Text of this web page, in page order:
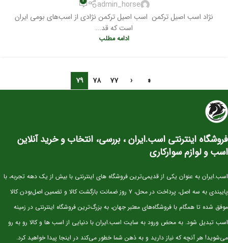
admin_horse
نژاد اسب اصیل ترکمن اسب اصیل ترکمن نژادی از اسب‌های بومی ایران
است که قد...
ادامه مطلب
«
‹ ۷۷ ۷۸ ۷۹
فروشگاه اینترنتی اسب.ایران ، بررسی، انتخاب و خرید آنلاین
اسب و لوازم سوارکاری
اسب.ایران به عنوان یکی از قدیمی‌ترین فروشگاه های اینترنتی با بیش از یک دهه تجربه، با
پایبندی به سه اصل، پرداخت در محل، ۷ روز ضمانت بازگشت کالا و تضمین اصل‌بودن کالا
موفق شده تا همگام با فروشگاه‌های معتبر جهان، به بزرگ‌ترین فروشگاه اینترنتی در زمینه
اسب تبدیل شود. به محض ورود به سایت اسب.ایران با دنیایی از اسب ها و کالا رو به رو
می‌شوید! هر آنچه که نیاز دارید و به ذهن شما خطور می‌کند در اینجا پیدا خواهید کرد.